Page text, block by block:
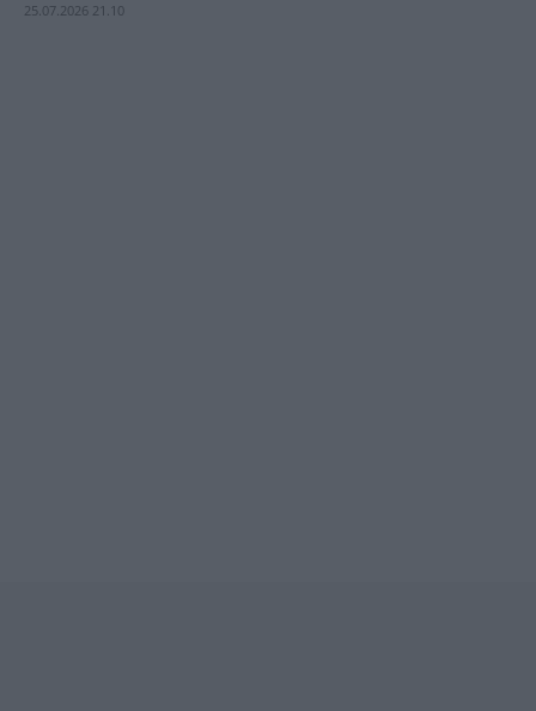
25.07.2026 21.10